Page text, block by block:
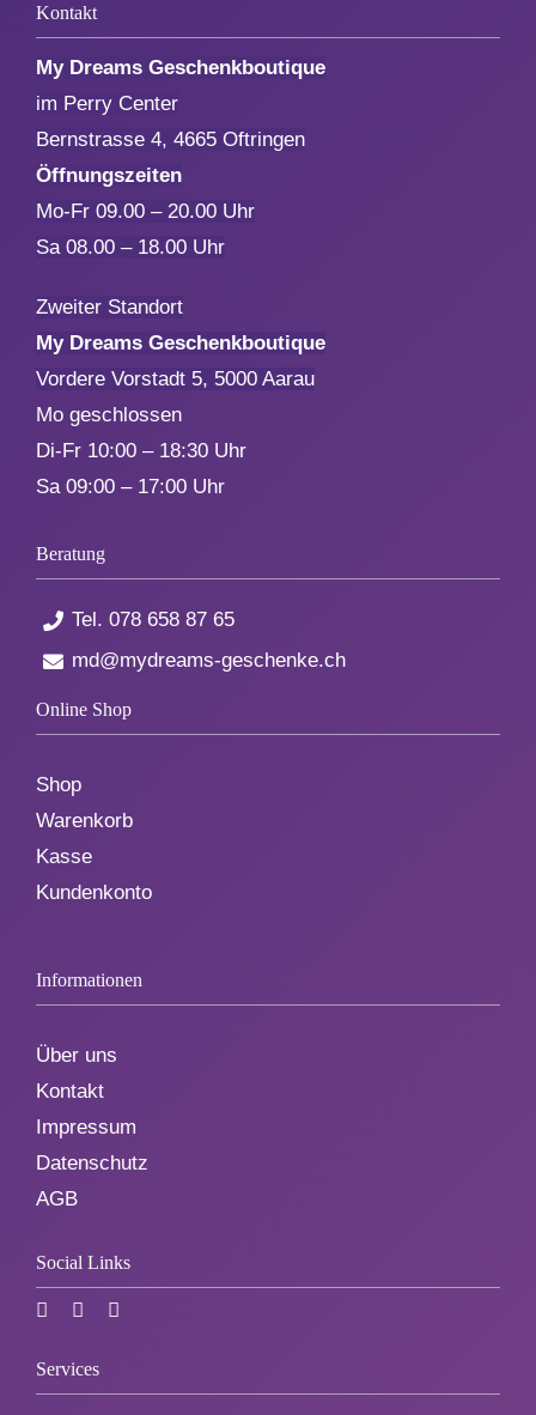
Kontakt
My Dreams Geschenkboutique
im Perry Center
Bernstrasse 4, 4665 Oftringen
Öffnungszeiten
Mo-Fr 09.00 – 20.00 Uhr
Sa 08.00 – 18.00 Uhr
Zweiter Standort
My Dreams Geschenkboutique
Vordere Vorstadt 5, 5000 Aarau
Mo geschlossen
Di-Fr 10:00 – 18:30 Uhr
Sa 09:00 – 17:00 Uhr
Beratung
Tel. 078 658 87 65
md@mydreams-geschenke.ch
Online Shop
Shop
Warenkorb
Kasse
Kundenkonto
Informationen
Über uns
Kontakt
Impressum
Datenschutz
AGB
Social Links
Services